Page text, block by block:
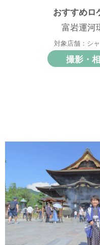
おすすめロ
富岩運河
対象店舗：シ
撮影・